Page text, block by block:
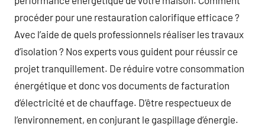
procéder pour une restauration calorifique efficace ?
Avec l’aide de quels professionnels réaliser les travaux
d’isolation ? Nos experts vous guident pour réussir ce
projet tranquillement. De réduire votre consommation
énergétique et donc vos documents de facturation
d’électricité et de chauffage. D’être respectueux de
l’environnement, en conjurant le gaspillage d’énergie.